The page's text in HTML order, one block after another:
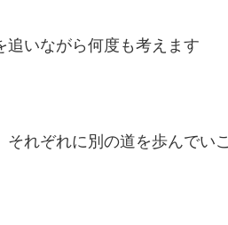
いながら何度も考えます
れぞれに別の道を歩んでいこ